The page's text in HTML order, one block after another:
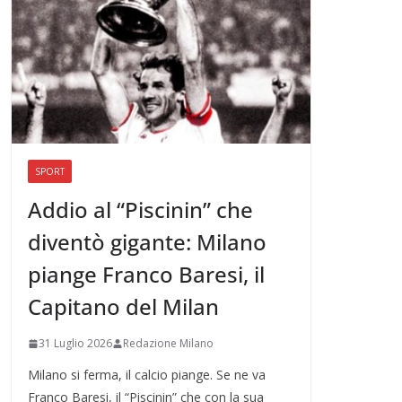
SPORT
Addio al “Piscinin” che
diventò gigante: Milano
piange Franco Baresi, il
Capitano del Milan
31 Luglio 2026 Redazione Milano
Milano si ferma, il calcio piange. Se ne va
Franco Baresi, il “Piscinin” che con la sua